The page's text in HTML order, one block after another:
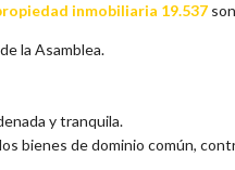
inmobiliaria 19.537
la Asamblea.
y tranquila.
bienes de dominio común,